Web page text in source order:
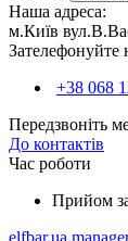
Наша адреса:
м.Київ
Зателефонуйте
+38 068
Передзвоніть
До контактів
Час роботи
Прийом